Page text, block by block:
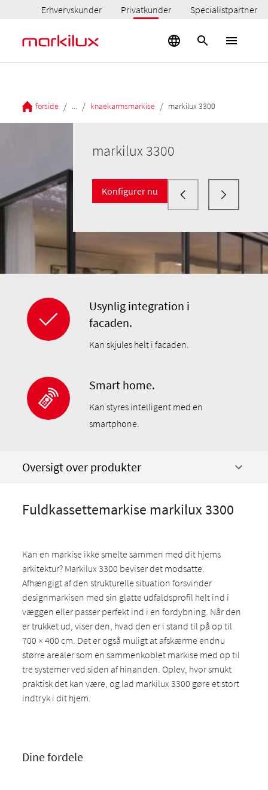
Erhvervskunder Privatkunder Specialistpartner
forside / / knaekarmsmarkise / markilux 3300
markilux 3300
Konfigurer nu
Usynlig integration i
facaden.
Kan skjules helt i facaden.
Smart home.
Kan styres intelligent med en
smartphone.
Oversigt over produkter
Fuldkassettemarkise markilux 3300
Kan en markise ikke smelte sammen med dit hjems
arkitektur? Markilux 3300 beviser det modsatte.
Afhængigt af den strukturelle situation forsvinder
designmarkisen med sin glatte udfaldsprofil helt ind i
væggen eller passer perfekt ind i en fordybning. Når den
er trukket ud, viser den, hvad den er i stand til på op til
700 × 400 cm. Det er også muligt at afskærme endnu
større arealer som en sammenkoblet markise med op til
tre systemer ved siden af hinanden. Oplev, hvor smukt
praktisk det kan være, og lad markilux 3300 gøre et stort
indtryk i dit hjem.
Dine fordele